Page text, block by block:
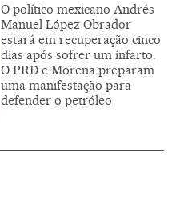
O político mexicano Andrés
Manuel López Obrador
estará em recuperação cinco
dias após sofrer um infarto.
O PRD e Morena preparam
uma manifestação para
defender o petróleo